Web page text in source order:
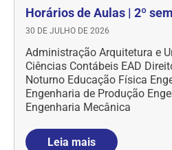
Horários de Aulas | 2º
30 DE JULHO DE 2026
Administração Arquitetura e
Ciências Contábeis EAD
Noturno Educação Física
Engenharia de Produção
Engenharia Mecânica
Leia mais